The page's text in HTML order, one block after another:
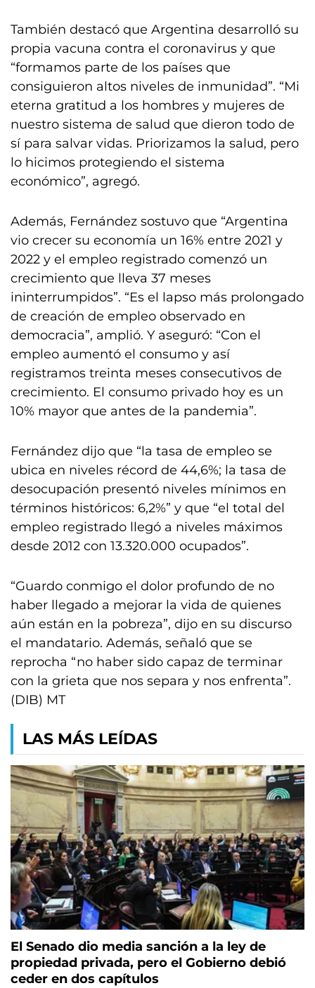
También destacó que Argentina desarrolló su
propia vacuna contra el coronavirus y que
“formamos parte de los países que
consiguieron altos niveles de inmunidad”. “Mi
eterna gratitud a los hombres y mujeres de
nuestro sistema de salud que dieron todo de
sí para salvar vidas. Priorizamos la salud, pero
lo hicimos protegiendo el sistema
económico”, agregó.
Además, Fernández sostuvo que “Argentina
vio crecer su economía un 16% entre 2021 y
2022 y el empleo registrado comenzó un
crecimiento que lleva 37 meses
ininterrumpidos”. “Es el lapso más prolongado
de creación de empleo observado en
democracia”, amplió. Y aseguró: “Con el
empleo aumentó el consumo y así
registramos treinta meses consecutivos de
crecimiento. El consumo privado hoy es un
10% mayor que antes de la pandemia”.
Fernández dijo que “la tasa de empleo se
ubica en niveles récord de 44,6%; la tasa de
desocupación presentó niveles mínimos en
términos históricos: 6,2%” y que “el total del
empleo registrado llegó a niveles máximos
desde 2012 con 13.320.000 ocupados”.
“Guardo conmigo el dolor profundo de no
haber llegado a mejorar la vida de quienes
aún están en la pobreza”, dijo en su discurso
el mandatario. Además, señaló que se
reprocha “no haber sido capaz de terminar
con la grieta que nos separa y nos enfrenta”.
(DIB) MT
LAS MÁS LEÍDAS
El Senado dio media sanción a la ley de
propiedad privada, pero el Gobierno debió
ceder en dos capítulos